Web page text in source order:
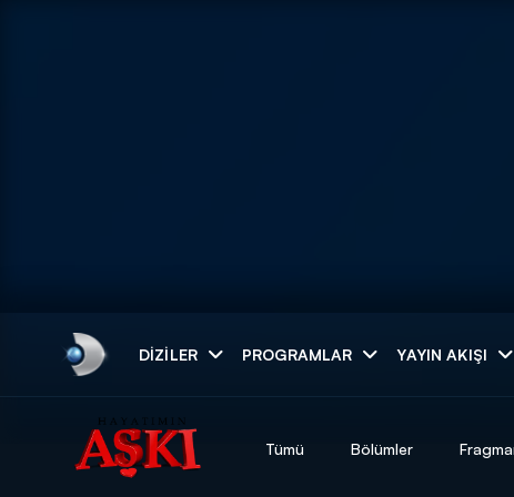
DIZILER PROGRAMLAR YAYIN AKIŞI
Tümü Bölümler